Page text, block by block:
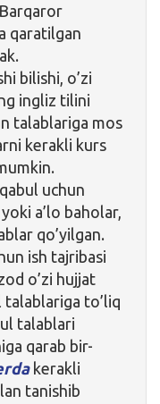
qaratilgan
bilishi, o’zi
ingliz tilini
talablariga mos
kerakli kurs
uchun
a’lo baholar,
qo’yilgan.
ish tajribasi
o’zi hujjat
to’liq
talablari
qarab bir-
kerakli
tanishib